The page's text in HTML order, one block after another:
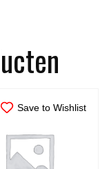
Save to Wishlist